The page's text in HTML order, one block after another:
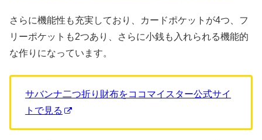
さらに機能性も充実しており、カードポケットが4つ、フ
リーポケットも2つあり、さらに小銭も入れられる機能的
な作りになっています。
サバンナ二つ折り財布をココマイスター公式サイ
トで見る